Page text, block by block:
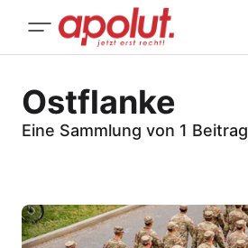
Ostflanke
Eine Sammlung von 1 Beitrag